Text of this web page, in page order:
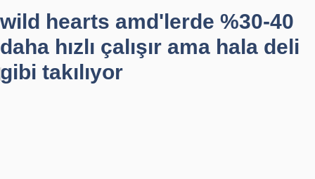
wild hearts amd'lerde %30-40
daha hızlı çalışır ama hala deli
gibi takılıyor